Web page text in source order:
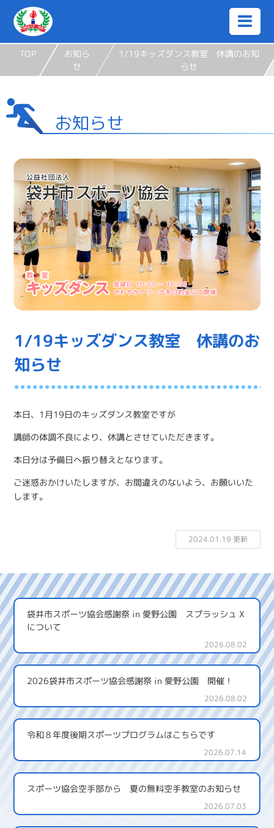
TOP
お知ら
せ
1/19キッズダンス教室 休講のお知
らせ
お知らせ
1/19キッズダンス教室 休講のお
知らせ
本日、1月19日のキッズダンス教室ですが
講師の体調不良により、休講とさせていただきます。
本日分は予備日へ振り替えとなります。
ご迷惑おかけいたしますが、お間違えのないよう、お願いいた
します。
2024.01.19 更新
袋井市スポーツ協会感謝祭 in 愛野公園 スプラッシュ X
について
2026.08.02
2026袋井市スポーツ協会感謝祭 in 愛野公園 開催！
2026.08.02
令和８年度後期スポーツプログラムはこちらです
2026.07.14
スポーツ協会空手部から 夏の無料空手教室のお知らせ
2026.07.03